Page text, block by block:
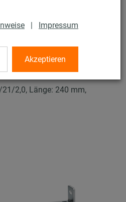
| Impressum
Akzeptieren
7 / 64
2,0, Länge: 240 mm,